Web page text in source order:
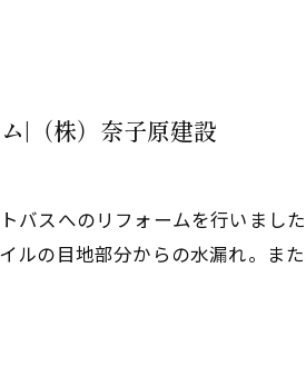
|（株）奈子原建設
バスへのリフォームを行いまし
ルの目地部分からの水漏れ。ま